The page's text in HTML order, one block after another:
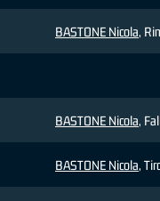
BASTONE Nicola,
BASTONE Nicola,
BASTONE Nicola,